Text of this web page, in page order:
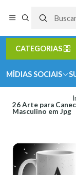
CATEGORIAS
MÍDIAS SOCIAIS
26 Arte para
Masculino em Jpg